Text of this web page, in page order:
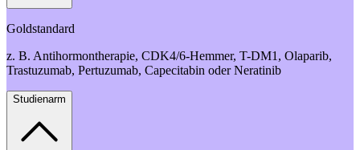
Goldstandard
z. B. Antihormontherapie, CDK4/6-Hemmer, T-DM1, Olaparib,
Trastuzumab, Pertuzumab, Capecitabin oder Neratinib
Studienarm